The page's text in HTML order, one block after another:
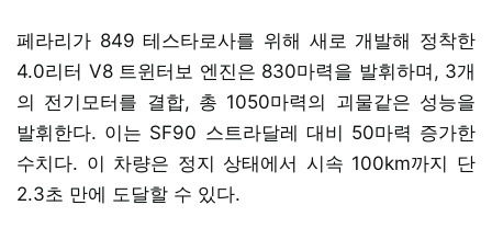
페라리가 849 테스타로사를 위해 새로 개발해 정착한
4.0리터 V8 트윈터보 엔진은 830마력을 발휘하며, 3개
의 전기모터를 결합, 총 1050마력의 괴물같은 성능을
발휘한다. 이는 SF90 스트라달레 대비 50마력 증가한
수치다. 이 차량은 정지 상태에서 시속 100km까지 단
2.3초 만에 도달할 수 있다.